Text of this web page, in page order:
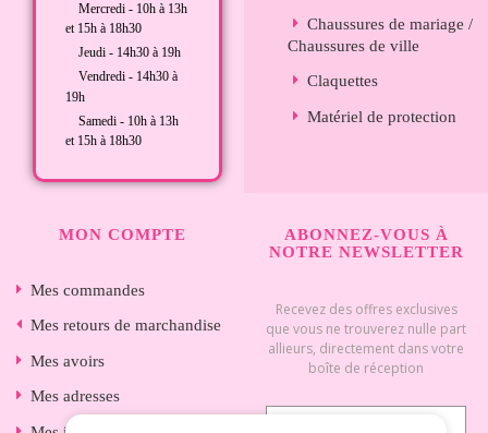
Mercredi - 10h à 13h
et 15h à 18h30
Jeudi - 14h30 à 19h
Vendredi - 14h30 à
19h
Samedi - 10h à 13h
et 15h à 18h30
Chaussures de mariage /
Chaussures de ville
Claquettes
Matériel de protection
MON COMPTE
Mes commandes
Mes retours de marchandise
Mes avoirs
Mes adresses
ABONNEZ-VOUS À
NOTRE NEWSLETTER
Recevez des offres exclusives
que vous ne trouverez nulle part
allieurs, directement dans votre
boîte de réception